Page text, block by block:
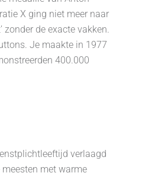
X ging niet meer naar
zonder de exacte vakken.
Je maakte in 1977
400.000
verlaagd
met warme